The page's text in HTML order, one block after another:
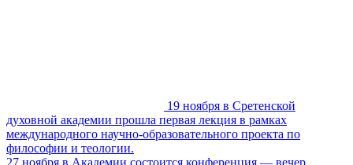
19 ноября в Сретенской
духовной академии прошла первая лекция в рамках
международного научно-образовательного проекта по
философии и теологии.
27 ноября в Академии состоится конференция — вечер